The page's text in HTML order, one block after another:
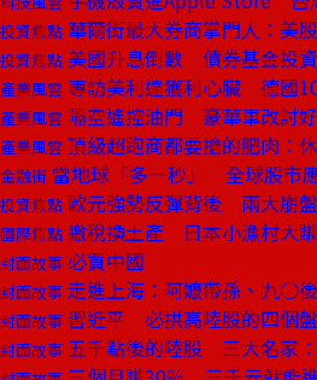
投資焦點 華爾街最大券商掌門人：美
投資焦點 美國升息倒數 債券基金投
產業風雲 專訪美利達獲利心臟 德國
產業風雲 隔空遙控油門 豪華車改討
產業風雲 頂級超跑商都要搶的肥肉：
金融街 當地球「多一秒」 全球股市
投資焦點 歐元強勢反彈背後 兩大崩
國際焦點 繳稅換土產 日本小漁村大
封面故事 必買中國
封面故事 走進上海：阿嬤帶孫、九○
封面故事 習近平 必拱高陸股的四個
封面故事 五千點後的陸股 三大名家